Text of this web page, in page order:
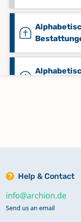
Keine
Help & Contact
info@archion.de
Send us an email